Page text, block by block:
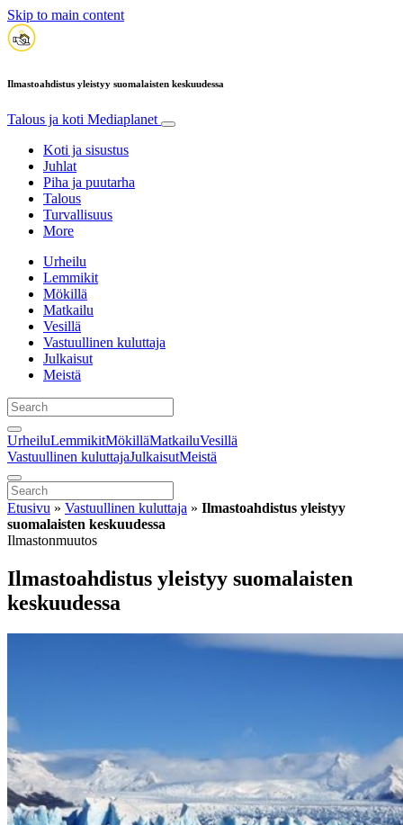
Skip to main content
Ilmastoahdistus yleistyy suomalaisten keskuudessa
Talous ja koti Mediaplanet
Koti ja sisustus
Juhlat
Piha ja puutarha
Talous
Turvallisuus
More
Urheilu
Lemmikit
Mökillä
Matkailu
Vesillä
Vastuullinen kuluttaja
Julkaisut
Meistä
UrheiluLemmikitMökilläMatkailuVesillä
Vastuullinen kuluttajaJulkaisutMeistä
Etusivu » Vastuullinen kuluttaja » Ilmastoahdistus yleistyy
suomalaisten keskuudessa
Ilmastonmuutos
Ilmastoahdistus yleistyy suomalaisten
keskuudessa